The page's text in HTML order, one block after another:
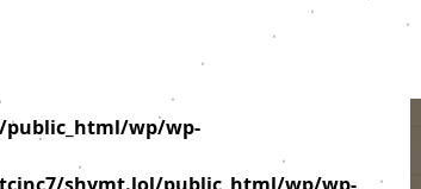
wp/wp-